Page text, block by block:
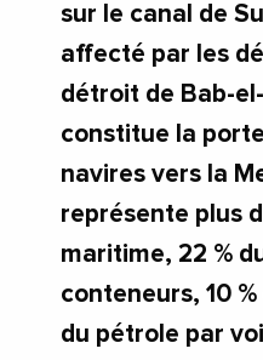
sur le canal de
affecté par les
détroit de Bab-
constitue la
navires vers la
représente plus
maritime, 22 %
conteneurs, 10
du pétrole par